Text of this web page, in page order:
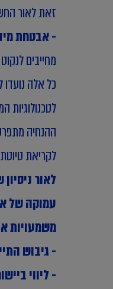
זאת לאור
- אבטחת
מחייבים
כל אלה
לטכנולוגיות
ההנחיה
לקריאת
משמעויות
- גיבוש
- ליווי